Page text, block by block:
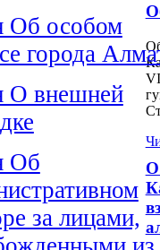
Об особом
города
О внешней
Об
за лицами,
О